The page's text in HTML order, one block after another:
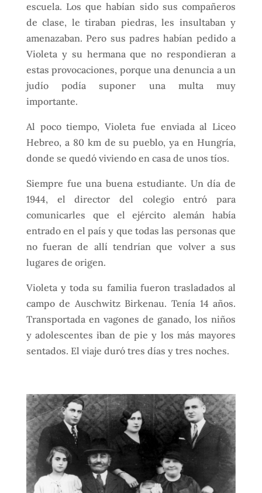
escuela. Los que habían sido sus compañeros
de clase, le tiraban piedras, les insultaban y
amenazaban. Pero sus padres habían pedido a
Violeta y su hermana que no respondieran a
estas provocaciones, porque una denuncia a un
judío podía suponer una multa muy
importante.
Al poco tiempo, Violeta fue enviada al Liceo
Hebreo, a 80 km de su pueblo, ya en Hungría,
donde se quedó viviendo en casa de unos tíos.
Siempre fue una buena estudiante. Un día de
1944, el director del colegio entró para
comunicarles que el ejército alemán había
entrado en el país y que todas las personas que
no fueran de allí tendrían que volver a sus
lugares de origen.
Violeta y toda su familia fueron trasladados al
campo de Auschwitz Birkenau. Tenía 14 años.
Transportada en vagones de ganado, los niños
y adolescentes iban de pie y los más mayores
sentados. El viaje duró tres días y tres noches.